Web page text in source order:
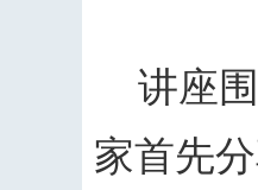
讲座
家首先